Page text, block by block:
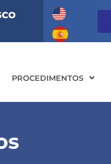
PROCEDIMENTOS